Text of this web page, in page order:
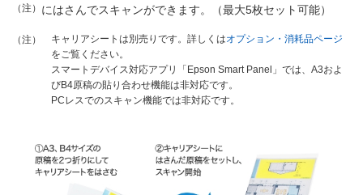
（注） にはさんでスキャンができます。（最大5枚セット可能）
（注） キャリアシートは別売りです。詳しくはオプション・消耗品ページ
をご覧ください。
スマートデバイス対応アプリ「Epson Smart Panel」では、A3およ
びB4原稿の貼り合わせ機能は非対応です。
PCレスでのスキャン機能では非対応です。